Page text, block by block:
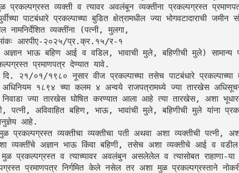
प्रकल्पग्रस्त व्यक्ती व त्यावर अवलंबून व्यक्तीना प्रकल्पग्रस्त
पाटबंधारे प्रकल्पाच्या बुडित क्षेत्रामधील ज्या भोगवटादाराची
नामनिर्देशित व्यक्तींना (पत्नी, मुलगा,
आरपीए-२०२५/प्र.क्र.१५/र-१
अज्ञान भाऊ बहिण आई व वडिल, भावाची मुले, बहिणीची मुले) सामान्य
प्रमाणपत्र देण्यात यावे.
२१/०१/१९८० नूसार वीज प्रकल्पाच्या तसेच पाटबंधारे प्रकल्पाच्या
अधिनियम १८९४ च्या कलम ४ अन्वये राजपत्रामध्ये ज्या तारखेस
निवाडा ज्या तारखेस घोषित करण्यात आला आहे त्या तारखेस, अशा
अविवाहित बहिण, भाऊ, भावांची मुले, बहिणीची मुले यांना
आहे.
प्रकल्पग्रस्त व्यक्तीचा व्यक्तीचा पती अथवा अशा व्यक्तीची पत्नी,
व्यक्तींचे अज्ञान भाऊ किंवा बहिणी, तसेच अशा व्यक्तीचे आई व वडील
प्रकल्पग्रस्त व त्याच्यावर अवलंबुन असलेलेल व त्यासोबत राहाणा-या
प्रमाणपत्र निर्गमित केले नसेल तर अशा मुळ प्रकल्पग्रस्ताने